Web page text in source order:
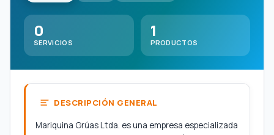
0
SERVICIOS
1
PRODUCTOS
DESCRIPCIÓN GENERAL
Mariquina Grúas Ltda. es una empresa especializada